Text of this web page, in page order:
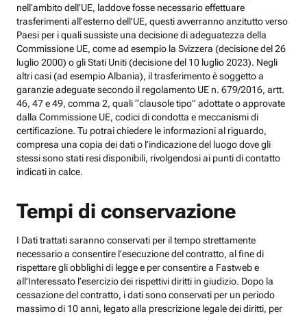
nell’ambito dell’UE, laddove fosse necessario effettuare
trasferimenti all’esterno dell’UE, questi avverranno anzitutto verso
Paesi per i quali sussiste una decisione di adeguatezza della
Commissione UE, come ad esempio la Svizzera (decisione del 26
luglio 2000) o gli Stati Uniti (decisione del 10 luglio 2023). Negli
altri casi (ad esempio Albania), il trasferimento è soggetto a
garanzie adeguate secondo il regolamento UE n. 679/2016, artt.
46, 47 e 49, comma 2, quali “clausole tipo” adottate o approvate
dalla Commissione UE, codici di condotta e meccanismi di
certificazione. Tu potrai chiedere le informazioni al riguardo,
compresa una copia dei dati o l’indicazione del luogo dove gli
stessi sono stati resi disponibili, rivolgendosi ai punti di contatto
indicati in calce.
Tempi di conservazione
I Dati trattati saranno conservati per il tempo strettamente
necessario a consentire l’esecuzione del contratto, al fine di
rispettare gli obblighi di legge e per consentire a Fastweb e
all’Interessato l’esercizio dei rispettivi diritti in giudizio. Dopo la
cessazione del contratto, i dati sono conservati per un periodo
massimo di 10 anni, legato alla prescrizione legale dei diritti, per